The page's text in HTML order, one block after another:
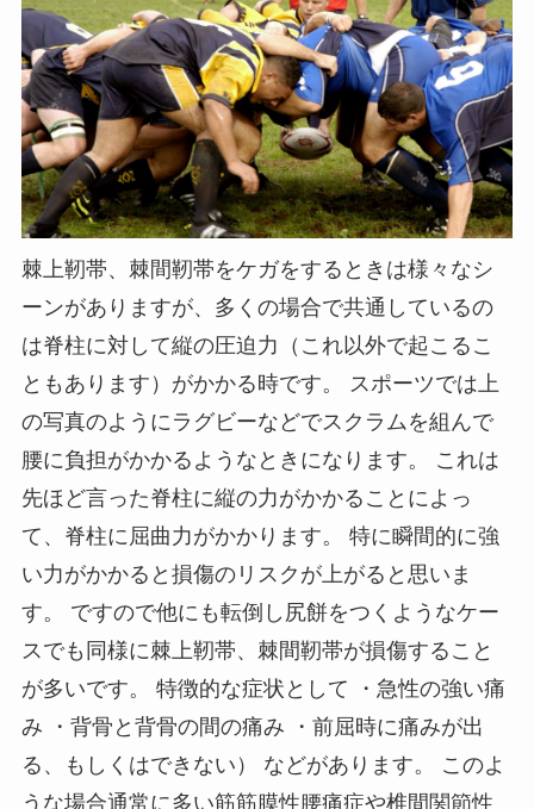
棘上靭帯、棘間靭帯をケガをするときは様々なシ
ーンがありますが、多くの場合で共通しているの
は脊柱に対して縦の圧迫力（これ以外で起こるこ
ともあります）がかかる時です。 スポーツでは上
の写真のようにラグビーなどでスクラムを組んで
腰に負担がかかるようなときになります。 これは
先ほど言った脊柱に縦の力がかかることによっ
て、脊柱に屈曲力がかかります。 特に瞬間的に強
い力がかかると損傷のリスクが上がると思いま
す。 ですので他にも転倒し尻餅をつくようなケー
スでも同様に棘上靭帯、棘間靭帯が損傷すること
が多いです。 特徴的な症状として ・急性の強い痛
み ・背骨と背骨の間の痛み ・前屈時に痛みが出
る、もしくはできない） などがあります。 このよ
うな場合通常に多い筋筋膜性腰痛症や椎間関節性